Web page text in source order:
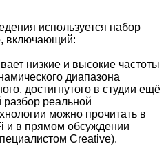
используется набор
включающий:
низкие и высокие частоты
диапазона
достигнутого в студии ещё
реальной
можно прочитать в
и в прямом обсуждении
Creative).